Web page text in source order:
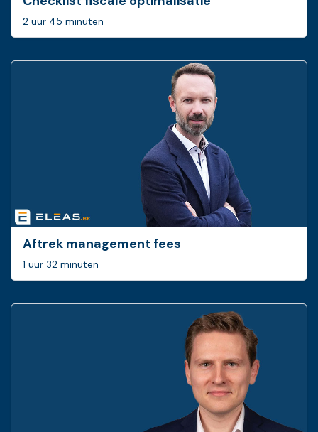
2 uur 45 minuten
Aftrek management fees
1 uur 32 minuten